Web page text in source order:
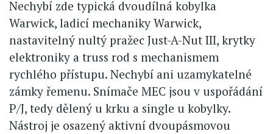
Nechybí zde typická dvoudílná kobylka
Warwick, ladicí mechaniky Warwick,
nastavitelný nultý pražec Just-A-Nut III, krytky
elektroniky a truss rod s mechanismem
rychlého přístupu. Nechybí ani uzamykatelné
zámky řemenu. Snímače MEC jsou v uspořádání
P/J, tedy dělený u krku a single u kobylky.
Nástroj je osazený aktivní dvoupásmovou